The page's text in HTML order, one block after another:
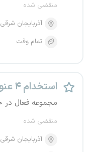
منقضی شده
آذربایجان شرقی
تمام وقت
استخدام ۴ عنوان شغلی
مجموعه فعال در
منقضی شده
آذربایجان شرقی